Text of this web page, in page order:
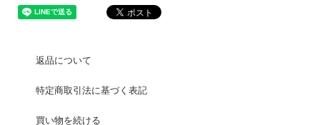
返品について
特定商取引法に基づく表記
買い物を続ける